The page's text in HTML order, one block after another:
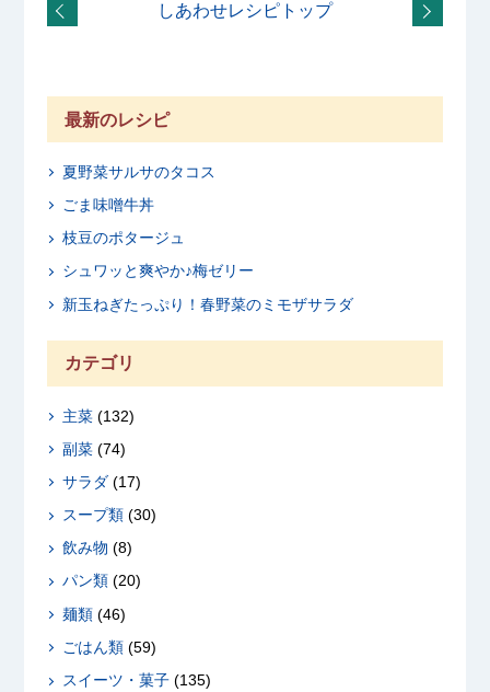
しあわせレシピトップ
最新のレシピ
夏野菜サルサのタコス
ごま味噌牛丼
枝豆のポタージュ
シュワッと爽やか♪梅ゼリー
新玉ねぎたっぷり！春野菜のミモザサラダ
カテゴリ
主菜(132)
副菜(74)
サラダ(17)
スープ類(30)
飲み物 (8)
パン類(20)
麺類(46)
ごはん類(59)
スイーツ・菓子(135)